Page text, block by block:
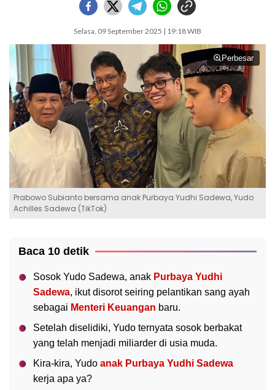
Selasa, 09 September 2025 | 19:18 WIB
Perbesar
Prabowo Subianto bersama anak Purbaya Yudhi Sadewa, Yudo
Achilles Sadewa (TikTok)
Baca 10 detik
Sosok Yudo Sadewa, anak Purbaya Yudhi
Sadewa, ikut disorot seiring pelantikan sang ayah
sebagai Menteri Keuangan baru.
Setelah diselidiki, Yudo ternyata sosok berbakat
yang telah menjadi miliarder di usia muda.
Kira-kira, Yudo anak Purbaya Yudhi Sadewa
kerja apa ya?